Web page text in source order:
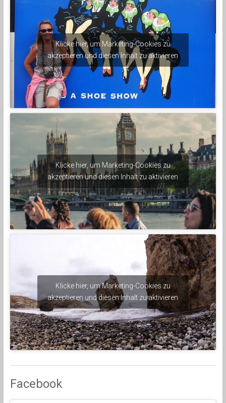
Klicke hier, um Marketing-Cookies zu
akzeptieren und diesen Inhalt zu aktivieren
Klicke hier, um Marketing-Cookies zu
akzeptieren und diesen Inhalt zu aktivieren
Klicke hier, um Marketing-Cookies zu
akzeptieren und diesen Inhalt zu aktivieren
Facebook